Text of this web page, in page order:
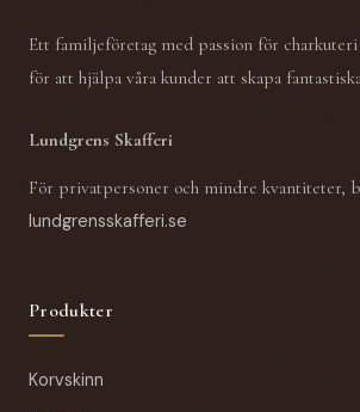
Ett familjeföretag med passion för charkuteri
för att hjälpa våra kunder att skapa
Lundgrens Skafferi
För privatpersoner och mindre kvantiteter,
lundgrensskafferi.se
Produkter
Korvskinn